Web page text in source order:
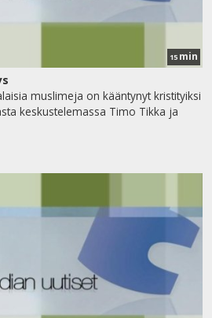
15 min
muslimeja on kääntynyt kristityiksi
keskustelemassa Timo Tikka ja